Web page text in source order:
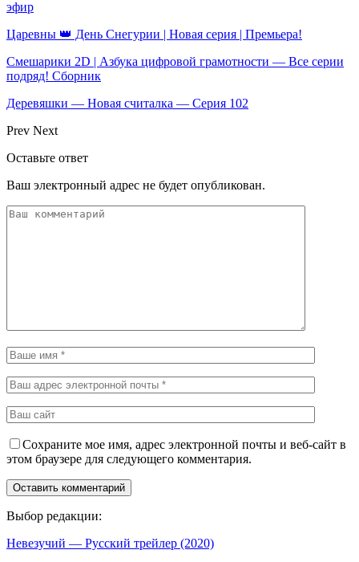
эфир
Царевны 👑 День Снегурии | Новая серия | Премьера!
Смешарики 2D | Азбука цифровой грамотности — Все серии
подряд! Сборник
Деревяшки — Новая считалка — Серия 102
Prev Next
Оставьте ответ
Ваш электронный адрес не будет опубликован.
Сохраните мое имя, адрес электронной почты и веб-сайт в
этом браузере для следующего комментария.
Выбор редакции:
Невезучий — Русский трейлер (2020)